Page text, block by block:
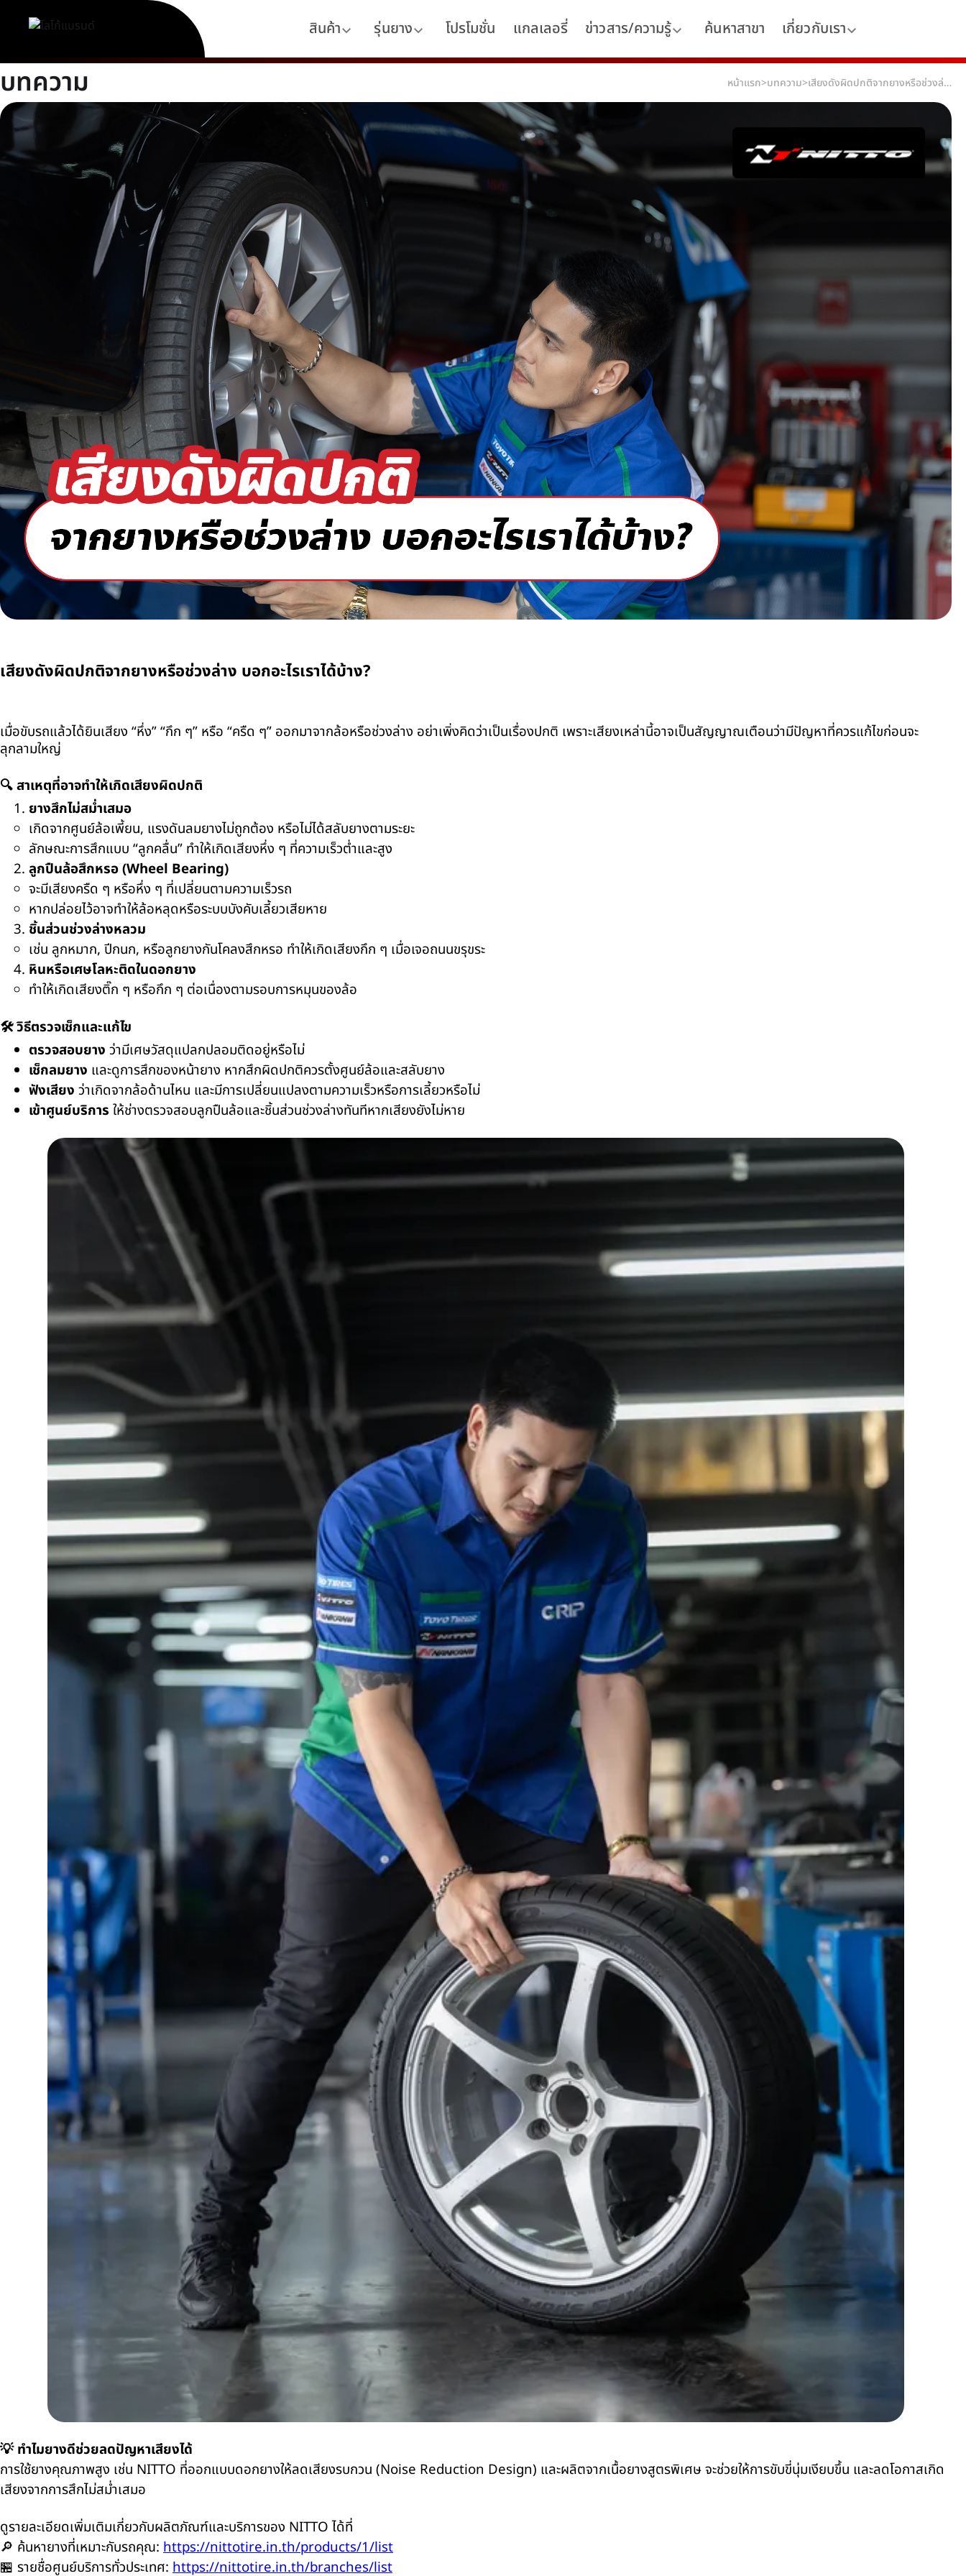
สินค้า รุ่นยาง โปรโมชั่น แกลเลอรี่ ข่าวสาร/ความรู้ ค้นหาสาขา เกี่ยวกับเรา
บทความ หน้าแรก>บทความ> เสียงดังผิดปกติจากยางหรือช่วงล่าง บอกอะไรเราได้บ้าง?
เสียงดังผิดปกติจากยางหรือช่วงล่าง บอกอะไรเราได้บ้าง?
เมื่อขับรถแล้วได้ยินเสียง “หึ่ง” “กึก ๆ” หรือ “ครืด ๆ” ออกมาจากล้อหรือช่วงล่าง อย่าเพิ่งคิดว่าเป็นเรื่องปกติ เพราะเสียงเหล่านี้อาจเป็นสัญญาณเตือนว่ามีปัญหาที่ควรแก้ไขก่อนจะ
ลุกลามใหญ่
🔍สาเหตุที่อาจทำให้เกิดเสียงผิดปกติ
ยางสึกไม่สม่ำเสมอ
เกิดจากศูนย์ล้อเพี้ยน, แรงดันลมยางไม่ถูกต้อง หรือไม่ได้สลับยางตามระยะ
ลักษณะการสึกแบบ “ลูกคลื่น” ทำให้เกิดเสียงหึ่ง ๆ ที่ความเร็วต่ำและสูง
ลูกปืนล้อสึกหรอ (Wheel Bearing)
จะมีเสียงครืด ๆ หรือหึ่ง ๆ ที่เปลี่ยนตามความเร็วรถ
หากปล่อยไว้อาจทำให้ล้อหลุดหรือระบบบังคับเลี้ยวเสียหาย
ชิ้นส่วนช่วงล่างหลวม
เช่น ลูกหมาก, ปีกนก, หรือลูกยางกันโคลงสึกหรอ ทำให้เกิดเสียงกึก ๆ เมื่อเจอถนนขรุขระ
หินหรือเศษโลหะติดในดอกยาง
ทำให้เกิดเสียงติ๊ก ๆ หรือกึก ๆ ต่อเนื่องตามรอบการหมุนของล้อ
🛠️วิธีตรวจเช็กและแก้ไข
ตรวจสอบยาง ว่ามีเศษวัสดุแปลกปลอมติดอยู่หรือไม่
เช็กลมยาง และดูการสึกของหน้ายาง หากสึกผิดปกติควรตั้งศูนย์ล้อและสลับยาง
ฟังเสียง ว่าเกิดจากล้อด้านไหน และมีการเปลี่ยนแปลงตามความเร็วหรือการเลี้ยวหรือไม่
เข้าศูนย์บริการ ให้ช่างตรวจสอบลูกปืนล้อและชิ้นส่วนช่วงล่างทันทีหากเสียงยังไม่หาย
💡ทำไมยางดีช่วยลดปัญหาเสียงได้
การใช้ยางคุณภาพสูง เช่น NITTO ที่ออกแบบดอกยางให้ลดเสียงรบกวน (Noise Reduction Design) และผลิตจากเนื้อยางสูตรพิเศษ จะช่วยให้การขับขี่นุ่มเงียบขึ้น และลดโอกาสเกิด
เสียงจากการสึกไม่สม่ำเสมอ
ดูรายละเอียดเพิ่มเติมเกี่ยวกับผลิตภัณฑ์และบริการของ NITTO ได้ที่
🔎 ค้นหายางที่เหมาะกับรถคุณ: https://nittotire.in.th/products/1/list
🏪 รายชื่อศูนย์บริการทั่วประเทศ: https://nittotire.in.th/branches/list